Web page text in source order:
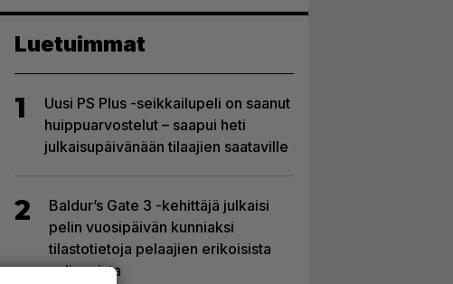
Luetuimmat
1
Uusi PS Plus -seikkailupeli on saanut
huippuarvostelut – saapui heti
julkaisupäivänään tilaajien saataville
2
Baldur’s Gate 3 -kehittäjä julkaisi
pelin vuosipäivän kunniaksi
tilastotietoja pelaajien erikoisista
valinnoista